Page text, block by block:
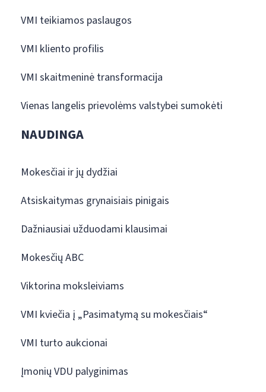
VMI teikiamos paslaugos
VMI kliento profilis
VMI skaitmeninė transformacija
Vienas langelis prievolėms valstybei sumokėti
NAUDINGA
Mokesčiai ir jų dydžiai
Atsiskaitymas grynaisiais pinigais
Dažniausiai užduodami klausimai
Mokesčių ABC
Viktorina moksleiviams
VMI kviečia į „Pasimatymą su mokesčiais“
VMI turto aukcionai
Įmonių VDU palyginimas